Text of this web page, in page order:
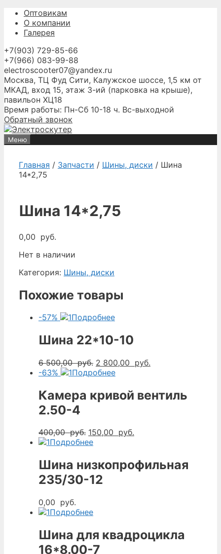
Перейти
содержимому
Оптовикам
О компании
Галерея
+7(903) 729-85-66
+7(966) 083-99-88
electroscooter07@yandex.ru
Москва, ТЦ Фуд Сити, Калужское шоссе, 1,5 км от
МКАД, вход 15, этаж 3-ий (парковка на крыше),
павильон ХЦ18
Время работы: Пн-Сб 10-18 ч. Вс-выходной
Обратный звонок
Меню
Главная / Запчасти / Шины, диски / Шина
14*2,75
Шина 14*2,75
0,00 руб.
Нет в наличии
Категория: Шины, диски
Похожие товары
-57% Подробнее
Шина 22*10-10
6 500,00руб. Первоначальная
цена
6
500,00
2 800,00 руб.
800,00
руб..
-63% Подробнее
Камера кривой вентиль
2.50-4
400,00руб. Первоначальная
цена
400,00
руб..
150,00 руб.
руб..
Подробнее
Шина низкопрофильная
235/30-12
0,00 руб.
Подробнее
Шина для квадроцикла
16*8.00-7